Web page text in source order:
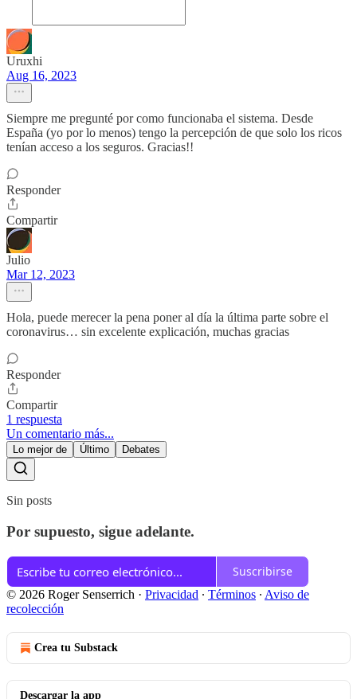
Uruxhi
Aug 16, 2023
Siempre me pregunté por como funcionaba el sistema. Desde
España (yo por lo menos) tengo la percepción de que solo los ricos
tenían acceso a los seguros. Gracias!!
Responder
Compartir
Julio
Mar 12, 2023
Hola, puede merecer la pena poner al día la última parte sobre el
coronavirus… sin excelente explicación, muchas gracias
Responder
Compartir
1 respuesta
Un comentario más...
Lo mejor de Último Debates
Sin posts
Por supuesto, sigue adelante.
Suscribirse
© 2026 Roger Senserrich · Privacidad ∙ Términos ∙ Aviso de
recolección
Crea tu Substack
Descargar la app